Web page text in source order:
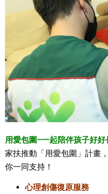
用愛包圍~一起陪伴孩子好好
家扶推動「用愛包圍」計畫
你一同支持！
心理創傷復原服務